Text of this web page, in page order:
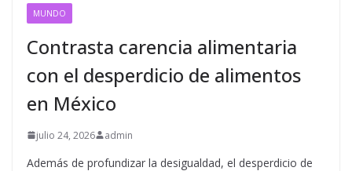
MUNDO
Contrasta carencia alimentaria
con el desperdicio de alimentos
en México
julio 24, 2026 admin
Además de profundizar la desigualdad, el desperdicio de